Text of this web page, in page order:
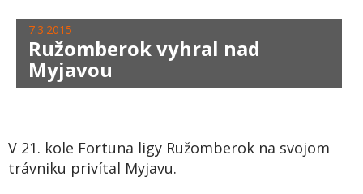
7.3.2015
Ružomberok vyhral nad
Myjavou
V 21. kole Fortuna ligy Ružomberok na svojom
trávniku privítal Myjavu.